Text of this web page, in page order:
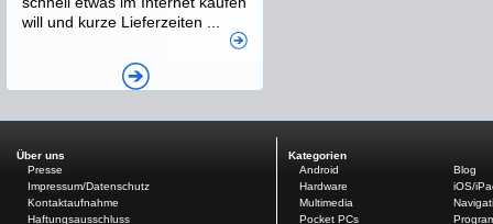
will und kurze Lieferzeiten ...
Über uns
Presse
Impressum/Datenschutz
Kontaktaufnahme
Haftungsausschluss
Kategorien
Android
Blog
Hardware
iOS/
Multimedia
Pocket PCs